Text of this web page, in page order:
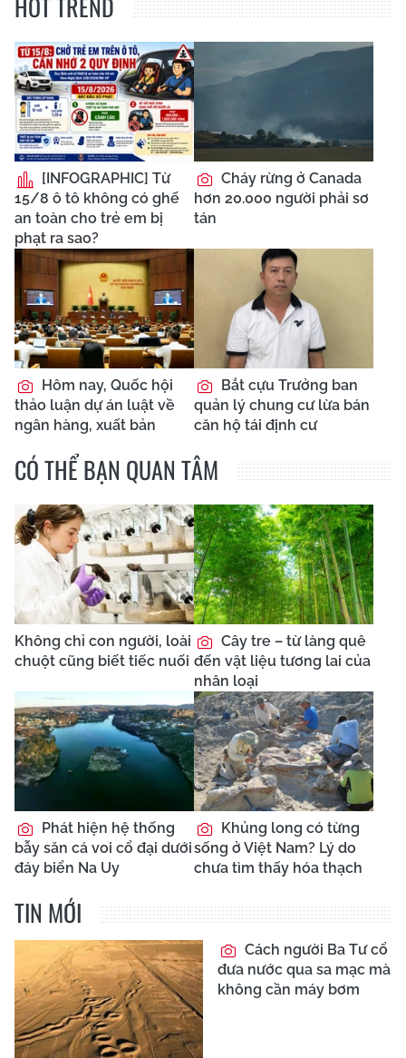
[INFOGRAPHIC] Từ
15/8 ô tô không có ghế
an toàn cho trẻ em bị
phạt ra sao?
Cháy rừng ở Canada
hơn 20.000 người phải sơ
tán
Hôm nay, Quốc hội
thảo luận dự án luật về
ngân hàng, xuất bản
Bắt cựu Trưởng ban
quản lý chung cư lừa bán
căn hộ tái định cư
CÓ THỂ BẠN QUAN TÂM
Không chỉ con người, loài
chuột cũng biết tiếc nuối
Cây tre – từ làng quê
đến vật liệu tương lai của
nhân loại
Phát hiện hệ thống
bẫy săn cá voi cổ đại dưới
đáy biển Na Uy
Khủng long có từng
sống ở Việt Nam? Lý do
chưa tìm thấy hóa thạch
TIN MỚI
Cách người Ba Tư cổ
đưa nước qua sa mạc mà
không cần máy bơm